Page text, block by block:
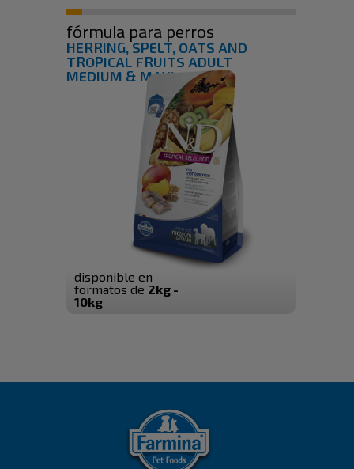
fórmula para perros
HERRING, SPELT, OATS AND
TROPICAL FRUITS ADULT
MEDIUM & MAXI
disponible en
formatos de 2kg -
10kg